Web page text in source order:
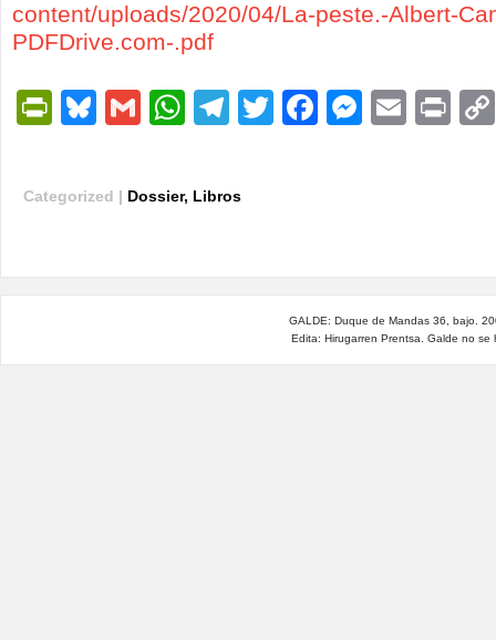
content/uploads/2020/04/La-peste.-Albert-
PDFDrive.com-.pdf
PrintFriendly
Bluesky
GmailWhatsApp
Telegram
TwitterFacebook
Email
Categorized | Dossier, Libros
GALDE: Duque de Mandas 36, bajo.
Edita: Hirugarren Prentsa. Galde no